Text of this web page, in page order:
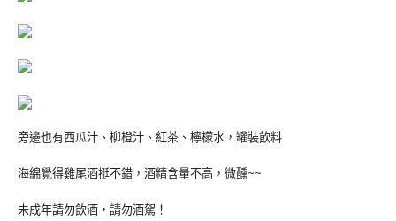
旁邊也有西瓜汁、柳橙汁、紅茶、檸檬水，罐裝飲料
海綿覺得雞尾酒挺不錯，酒精含量不高，微醺~~
未成年請勿飲酒，請勿酒駕！